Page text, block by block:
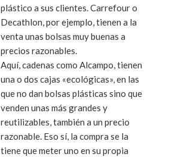
plástico a sus clientes. Carrefour o
Decathlon, por ejemplo, tienen a la
venta unas bolsas muy buenas a
precios razonables.
Aquí, cadenas como Alcampo, tienen
una o dos cajas «ecológicas», en las
que no dan bolsas plásticas sino que
venden unas más grandes y
reutilizables, también a un precio
razonable. Eso sí, la compra se la
tiene que meter uno en su propia